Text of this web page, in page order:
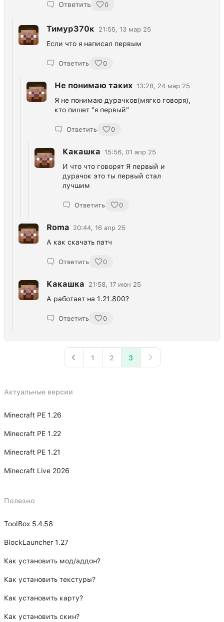
Ответить 0
Тимур370к 21:55, 13 мар 25
Если что я написал первым
Ответить 0
Не понимаю таких 13:28, 24 мар 25
Я не понимаю дурачков(мягко говоря),
кто пишет "я первый"
Ответить 0
Какашка 15:56, 01 апр 25
И что что говорят Я первый и
дурачок это ты первый стал
лучшим
Ответить 0
Roma 20:44, 16 апр 25
А как скачать патч
Ответить 0
Какашка 21:58, 17 июн 25
А работает на 1.21.800?
Ответить 0
1 2 3
Актуальные версии
Minecraft PE 1.26
Minecraft PE 1.22
Minecraft PE 1.21
Minecraft Live 2026
Полезно
ToolBox 5.4.58
BlockLauncher 1.27
Как установить мод/аддон?
Как установить текстуры?
Как установить карту?
Как установить скин?